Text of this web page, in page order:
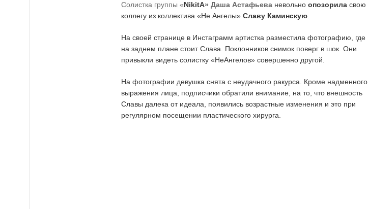
Солистка группы «NikitA» Даша Астафьева невольно опозорила свою
коллегу из коллектива «Не Ангелы» Славу Каминскую
На своей странице в Инстаграмм артистка разместила фотографию, где
на заднем плане стоит Слава. Поклонников снимок поверг в шок. Они
привыкли видеть солистку «НеАнгелов» совершенно другой.
На фотографии девушка снята с неудачного ракурса. Кроме надменного
выражения лица, подписчики обратили внимание, на то, что внешность
Славы далека от идеала, появились возрастные изменения и это при
регулярном посещении пластического хирурга.